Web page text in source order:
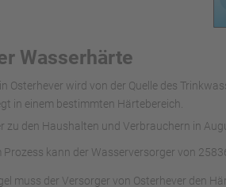
Wasserhärte
Osterhever wird von der Quelle des
in einem bestimmten Härtebereich.
zu den Haushalten und Verbrauchern in
Prozess kann der Wasserversorger von
muss der Versorger von Osterhever den